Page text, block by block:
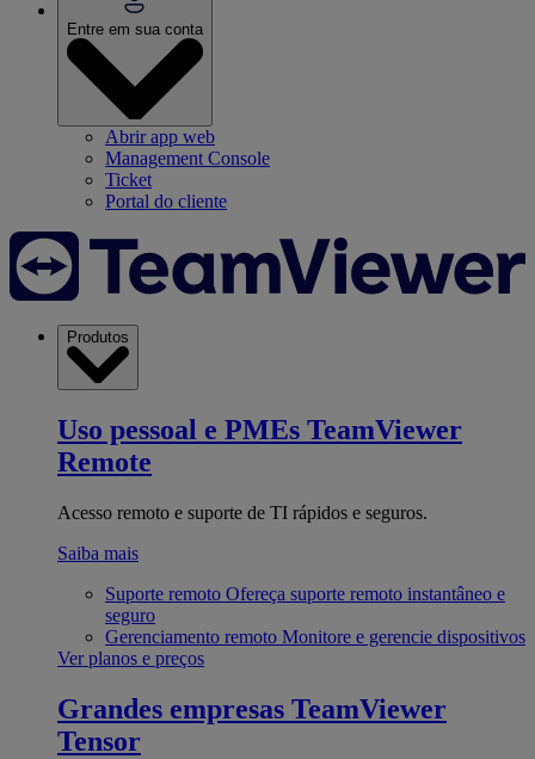
Entre em sua conta
Abrir app web
Management Console
Ticket
Portal do cliente
Produtos
Uso pessoal e PMEs TeamViewer
Remote
Acesso remoto e suporte de TI rápidos e seguros.
Saiba mais
Suporte remoto Ofereça suporte remoto instantâneo e
seguro
Gerenciamento remoto Monitore e gerencie dispositivos
Ver planos e preços
Grandes empresas TeamViewer
Tensor